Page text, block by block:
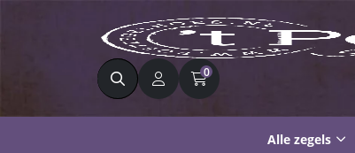
Zoeken 0
Alle zegels